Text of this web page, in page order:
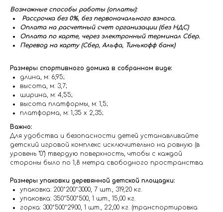
Возможные способы работы (оплаты):
Рассрочка без 0%, без первоначального взноса.
Оплата на расчетный счет организации (без НДС)
Оплата по карте, через электронный терминал Сбер.
Перевод на карту (Сбер, Альфа, Тинькофф банк)
Размеры спортивного домика в собранном виде:
длина, м: 6,95;
высота, м: 3,7;
ширина, м: 4,55;
высота платформы, м: 1,5;
платформа, м: 1,35 х 2,35;
Важно:
Для удобства и безопасности детей устанавливайте
детский игровой комплекс исключительно на ровную (в
уровень "0") твердую поверхность, чтобы с каждой
стороны было по 1,8 метра свободного пространства
Размеры упаковки деревянной детской площадки:
упаковка: 200*200*3000, 7 шт., 319,20 кг.
упаковка: 350*500*500, 1 шт., 15,00 кг.
горка: 300*500*2900, 1 шт., 22,00 кг. (транспортировка